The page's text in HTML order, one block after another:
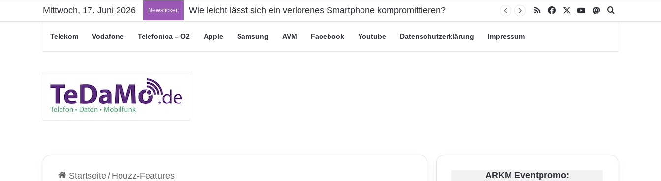
Mittwoch, 17. Juni 2026 Newsticker: „Junge Leute“-Tarife: Marketing-Trick oder echte Vorteile? RSS Facebook YouTubeMastodon
Telekom Vodafone Telefonica – O2 Apple Samsung AVM Facebook Youtube Datenschutzerklärung Impressum
Startseite/ Houzz-Features ARKM Eventpromo: